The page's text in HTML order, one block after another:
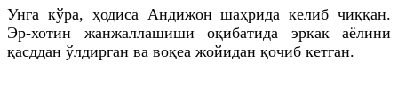
Унга кўра, ҳодиса Андижон шаҳрида келиб чиққан.
Эр-хотин жанжаллашиши оқибатида эркак аёлини
қасддан ўлдирган ва воқеа жойидан қочиб кетган.